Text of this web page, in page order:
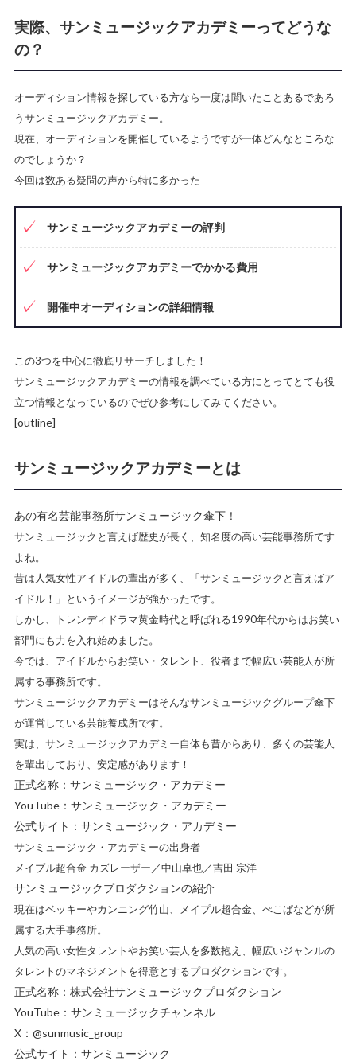
実際、サンミュージックアカデミーってどうな
の？
オーディション情報を探している方なら一度は聞いたことあるであろ
うサンミュージックアカデミー。
現在、オーディションを開催しているようですが一体どんなところな
のでしょうか？
今回は数ある疑問の声から特に多かった
サンミュージックアカデミーの評判
サンミュージックアカデミーでかかる費用
開催中オーディションの詳細情報
この3つを中心に徹底リサーチしました！
サンミュージックアカデミーの情報を調べている方にとってとても役
立つ情報となっているのでぜひ参考にしてみてください。
[outline]
サンミュージックアカデミーとは
あの有名芸能事務所サンミュージック傘下！
サンミュージックと言えば歴史が長く、知名度の高い芸能事務所です
よね。
昔は人気女性アイドルの輩出が多く、「サンミュージックと言えばア
イドル！」というイメージが強かったです。
しかし、トレンディドラマ黄金時代と呼ばれる1990年代からはお笑い
部門にも力を入れ始めました。
今では、 アイドルからお笑い・タレント、役者まで幅広い芸能人が所
属する事務所です。
サンミュージックアカデミーはそんなサンミュージックグループ傘下
が運営している芸能養成所です。
実は、サンミュージックアカデミー自体も昔からあり、多くの芸能人
を輩出しており、安定感があります！
正式名称：サンミュージック・アカデミー
YouTube： サンミュージック・アカデミー
公式サイト： サンミュージック・アカデミー
サンミュージック・アカデミーの出身者
メイプル超合金 カズレーザー／中山卓也／吉田 宗洋
サンミュージックプロダクションの紹介
現在はベッキーやカンニング竹山、メイプル超合金、ぺこぱなどが所
属する大手事務所。
人気の高い女性タレントやお笑い芸人を多数抱え、幅広いジャンルの
タレントのマネジメントを得意とするプロダクションです。
正式名称：株式会社サンミュージックプロダクション
YouTube： サンミュージックチャンネル
X： @sunmusic_group
公式サイト： サンミュージック